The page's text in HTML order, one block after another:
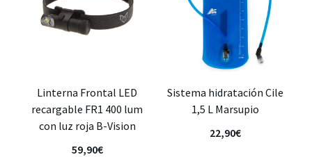
Linterna Frontal LED
recargable FR1 400 lum
con luz roja B-Vision
59,90€
Sistema hidratación Cile
1,5 L Marsupio
22,90€